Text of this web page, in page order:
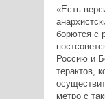
«Есть
борются с
Россию и
терактов,
метро с